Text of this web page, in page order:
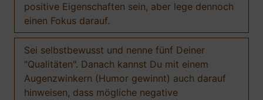
positive Eigenschaften sein, aber lege dennoch
einen Fokus darauf.
Sei selbstbewusst und nenne fünf Deiner
"Qualitäten". Danach kannst Du mit einem
Augenzwinkern (Humor gewinnt) auch darauf
hinweisen, dass mögliche negative